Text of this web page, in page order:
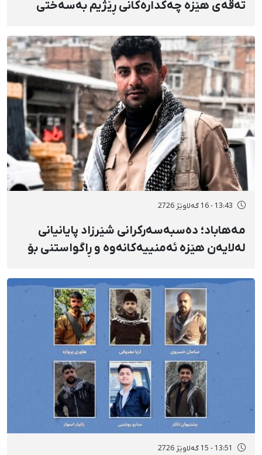
تەقەی هێزە چەکدارەکانی ڕێژیم بەسەختی
13:43 - 16 گەلاوێژ 2726
مەهاباد؛ دەسبەسەرکرانی شێرزاد پایانیانی
لەلایەن هێزە ئەمنییەکانەوە و ڕاگواستنی بۆ
13:51 - 15 گەلاوێژ 2726